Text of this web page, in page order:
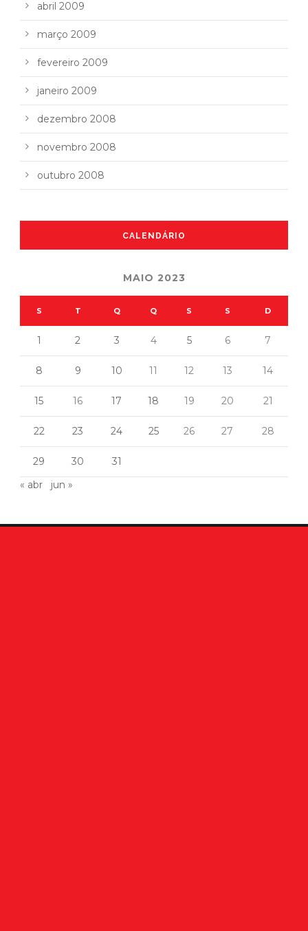
abril 2009
março 2009
fevereiro 2009
janeiro 2009
dezembro 2008
novembro 2008
outubro 2008
CALENDÁRIO
MAIO 2023
S T Q Q S S D
1 2 3 4 5 6 7
8 9 10 11 12 13 14
15 16 17 18 19 20 21
22 23 24 25 26 27 28
29 30
31
« abr
jun »